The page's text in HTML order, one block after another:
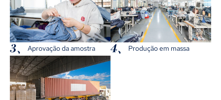
3、 Aprovação da amostra 4、 Produção em massa